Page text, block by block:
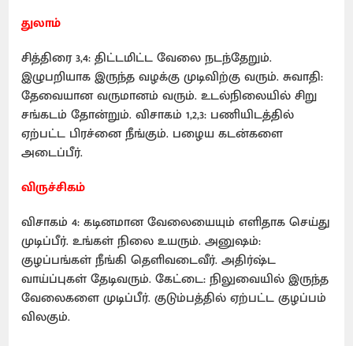
துலாம்
சித்திரை 3,4: திட்டமிட்ட வேலை நடந்தேறும்.
இழுபறியாக இருந்த வழக்கு முடிவிற்கு வரும். சுவாதி:
தேவையான வருமானம் வரும். உடல்நிலையில் சிறு
சங்கடம் தோன்றும். விசாகம் 1,2,3: பணியிடத்தில்
ஏற்பட்ட பிரச்னை நீங்கும். பழைய கடன்களை
அடைப்பீர்.
விருச்சிகம்
விசாகம் 4: கடினமான வேலையையும் எளிதாக செய்து
முடிப்பீர். உங்கள் நிலை உயரும். அனுஷம்:
குழப்பங்கள் நீங்கி தெளிவடைவீர். அதிர்ஷ்ட
வாய்ப்புகள் தேடிவரும். கேட்டை: நிலுவையில் இருந்த
வேலைகளை முடிப்பீர். குடும்பத்தில் ஏற்பட்ட குழப்பம்
விலகும்.